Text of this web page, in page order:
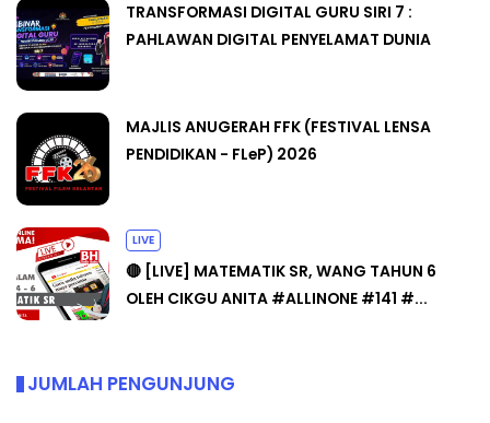
TRANSFORMASI DIGITAL GURU SIRI 7 :
PAHLAWAN DIGITAL PENYELAMAT DUNIA
MAJLIS ANUGERAH FFK (FESTIVAL LENSA
PENDIDIKAN - FLeP) 2026
LIVE
🔴 [LIVE] MATEMATIK SR, WANG TAHUN 6
OLEH CIKGU ANITA #ALLINONE #141 #...
JUMLAH PENGUNJUNG